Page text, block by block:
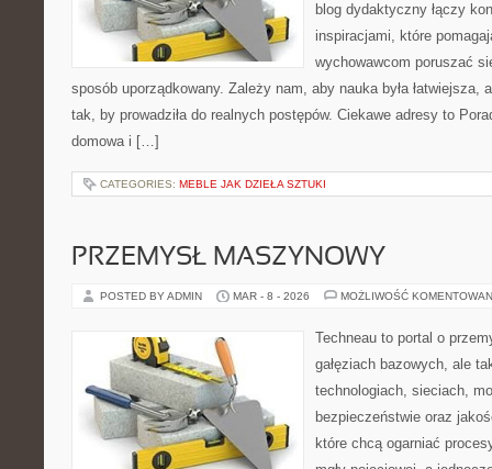
blog dydaktyczny łączy
inspiracjami, które
wychowawcom poruszać
sposób uporządkowany. Zależy nam, aby nauka była łatwiejsza,
tak, by prowadziła do realnych postępów. Ciekawe adresy to
domowa i […]
CATEGORIES: MEBLE JAK DZIEŁA SZTUKI
PRZEMYSŁ MASZYNOWY
POSTED BY ADMIN MAR - 8 - 2026 MOŻLIWOŚĆ
Techneau to portal o
gałęziach bazowych, ale
technologiach, sieciach,
bezpieczeństwie oraz
które chcą ogarniać